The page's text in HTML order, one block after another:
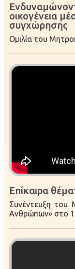
οικογένεια
συγχώρησης
Ομιλία του
Επίκαιρα
Συνέντευξη του
Ανθρώπων» στο